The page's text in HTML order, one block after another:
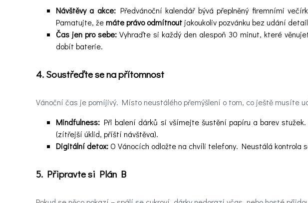
pomoc
Videa
Kontakt
Registrace
Návštěvy a akce:Předvánoční kalendář bývá přeplněný firemními
Pamatujte, žemáte právo odmítnout jakoukoliv pozvánku bez udání
Čas jen pro sebe:Vyhraďte si každý den alespoň 30 minut, které
dobít baterie.
4. Soustřeďte se na přítomnost
Vánoční čas je pomíjivý. Místo neustálého přemýšlení o tom, co ještě musíte
Mindfulness: Při balení dárků si všímejte šustění papíru a barev
(zítřejší úklid, příští návštěva).
Digitální detox:O Vánocích odložte na chvíli telefony. Neustálá
5. Připravte si Plán B